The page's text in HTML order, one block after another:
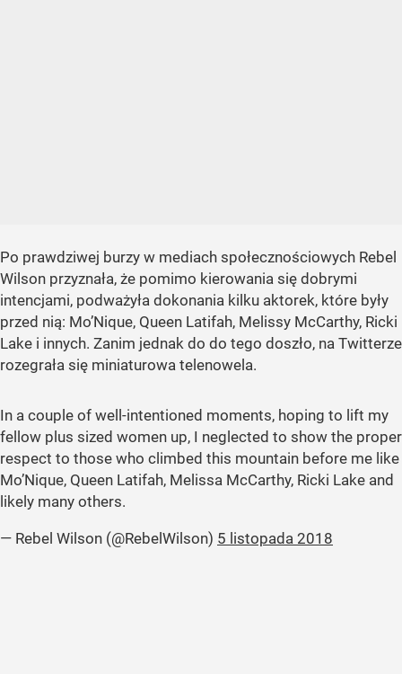
Po prawdziwej burzy w mediach społecznościowych Rebel
Wilson przyznała, że pomimo kierowania się dobrymi
intencjami, podważyła dokonania kilku aktorek, które były
przed nią: Mo’Nique, Queen Latifah, Melissy McCarthy, Ricki
Lake i innych. Zanim jednak do do tego doszło, na Twitterze
rozegrała się miniaturowa telenowela.
In a couple of well-intentioned moments, hoping to lift my
fellow plus sized women up, I neglected to show the proper
respect to those who climbed this mountain before me like
Mo’Nique, Queen Latifah, Melissa McCarthy, Ricki Lake and
likely many others.
— Rebel Wilson (@RebelWilson) 5 listopada 2018